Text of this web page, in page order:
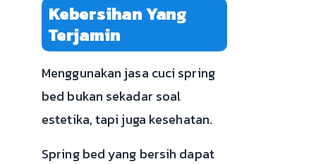
Kebersihan Yang
Terjamin
Menggunakan jasa cuci spring
bed bukan sekadar soal
estetika, tapi juga kesehatan.
Spring bed yang bersih dapat